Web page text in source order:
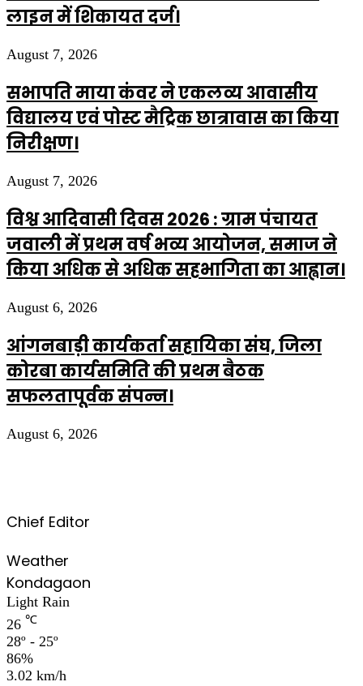
लाइन में शिकायत दर्ज।
August 7, 2026
सभापति माया कंवर ने एकलव्य आवासीय
विद्यालय एवं पोस्ट मैट्रिक छात्रावास का किया
निरीक्षण।
August 7, 2026
विश्व आदिवासी दिवस 2026 : ग्राम पंचायत
जवाली में प्रथम वर्ष भव्य आयोजन, समाज ने
किया अधिक से अधिक सहभागिता का आह्वान।
August 6, 2026
आंगनबाड़ी कार्यकर्ता सहायिका संघ, जिला
कोरबा कार्यसमिति की प्रथम बैठक
सफलतापूर्वक संपन्न।
August 6, 2026
Chief Editor
Weather
Kondagaon
Light Rain
26 ℃
28º - 25º
86%
3.02 km/h